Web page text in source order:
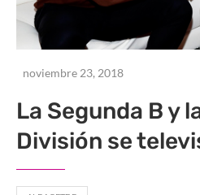
noviembre 23, 2018
La Segunda B y
División se